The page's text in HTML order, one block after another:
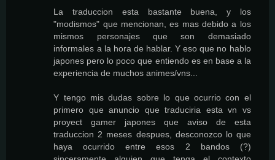
La traduccion esta bastante buena, y los
"modismos" que mencionan, es mas debido a los
mismos personajes que son demasiado
informales a la hora de hablar. Y eso que no hablo
japones pero lo poco que entiendo es en base a la
experiencia de muchos animes/vns...
Y tengo mis dudas sobre lo que ocurrio con el
primero que anuncio que traduciria esta vn vs
proyect gamer japones que aviso de esta
traduccion 2 meses despues, desconozco lo que
haya ocurrido entre esos 2 bandos (?)